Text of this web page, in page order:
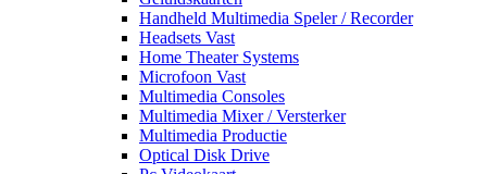
Handheld Multimedia Speler / Recorder
Headsets Vast
Home Theater Systems
Microfoon Vast
Multimedia Consoles
Multimedia Mixer / Versterker
Multimedia Productie
Optical Disk Drive